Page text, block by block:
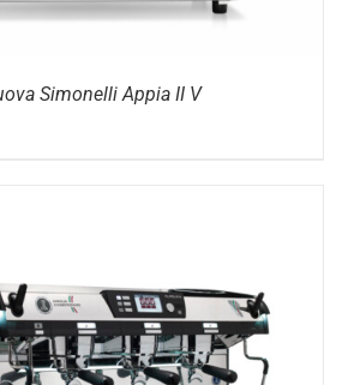
Simonelli Appia II V
DETAILS